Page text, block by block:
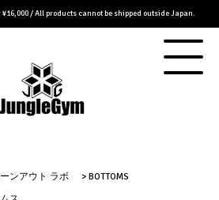
/ All products cannot be shipped outside Japan.
ンアウト ラボ >BOTTOMS